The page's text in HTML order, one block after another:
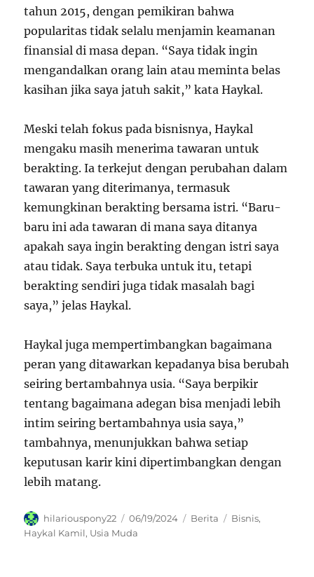
tahun 2015, dengan pemikiran bahwa
popularitas tidak selalu menjamin keamanan
finansial di masa depan. “Saya tidak ingin
mengandalkan orang lain atau meminta belas
kasihan jika saya jatuh sakit,” kata Haykal.
Meski telah fokus pada bisnisnya, Haykal
mengaku masih menerima tawaran untuk
berakting. Ia terkejut dengan perubahan dalam
tawaran yang diterimanya, termasuk
kemungkinan berakting bersama istri. “Baru-
baru ini ada tawaran di mana saya ditanya
apakah saya ingin berakting dengan istri saya
atau tidak. Saya terbuka untuk itu, tetapi
berakting sendiri juga tidak masalah bagi
saya,” jelas Haykal.
Haykal juga mempertimbangkan bagaimana
peran yang ditawarkan kepadanya bisa berubah
seiring bertambahnya usia. “Saya berpikir
tentang bagaimana adegan bisa menjadi lebih
intim seiring bertambahnya usia saya,”
tambahnya, menunjukkan bahwa setiap
keputusan karir kini dipertimbangkan dengan
lebih matang.
Author
hilariouspony22
Posted
on
06/19/2024 Categories
Berita Tags
Bisnis,
Haykal Kamil, Usia Muda